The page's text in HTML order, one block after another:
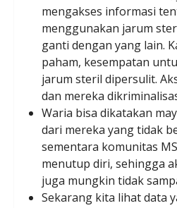
mengakses informasi
menggunakan jarum
ganti dengan yang lain.
paham, kesempatan
jarum steril dipersulit.
dan mereka
Waria bisa dikatakan
dari mereka yang tidak
sementara komunitas
menutup diri, sehingga
juga mungkin tidak
Sekarang kita lihat data